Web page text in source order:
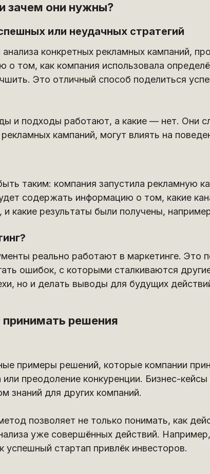
зачем они нужны?
или неудачных стратегий
конкретных рекламных кампаний,
том, как компания использовала
Это отличный способ поделиться
и подходы работают, а какие — нет. Они
кампаний, могут влиять на
таким: компания запустила рекламную
содержать информацию о том, какие
и какие результаты были получены,
реально работают в маркетинге. Это
ошибок, с которыми сталкиваются
но и делать выводы для будущих
принимать решения
примеры решений, которые компании
преодоление конкуренции. Бизнес-
знаний для других компаний.
позволяет не только понимать, как
уже совершённых действий.
успешный стартап привлёк инвесторов.